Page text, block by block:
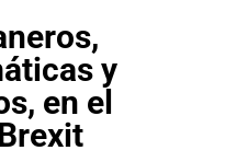
y
en el